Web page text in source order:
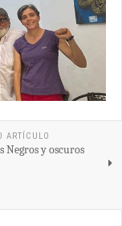
ARTÍCULO
Negros y oscuros